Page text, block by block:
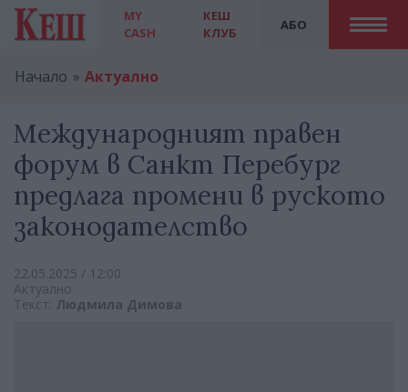
MY
CASH
АБО
КЕШ
КЛУБ
Начало Актуално
Международният правен
форум в Санкт Перебург
предлага промени в руското
законодателство
22.05.2025 / 12:00
Актуално
Текст: Людмила Димова